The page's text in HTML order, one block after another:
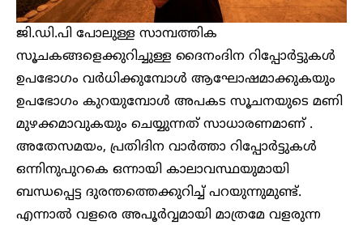
ജി.ഡി.പി പോലുള്ള സാമ്പത്തിക
സൂചകങ്ങളെക്കുറിച്ചുള്ള ദൈനംദിന റിപ്പോർട്ടുകൾ
ഉപഭോഗം വർധിക്കുമ്പോൾ ആഘോഷമാക്കുകയും
ഉപഭോഗം കുറയുമ്പോൾ അപകട സൂചനയുടെ മണി
മുഴക്കമാവുകയും ചെയ്യുന്നത് സാധാരണമാണ് .
അതേസമയം, പ്രതിദിന വാർത്താ റിപ്പോർട്ടുകൾ
ഒന്നിനുപുറകെ ഒന്നായി കാലാവസ്ഥയുമായി
ബന്ധപ്പെട്ട ദുരന്തത്തെക്കുറിച്ച് പറയുന്നുമുണ്ട്.
എന്നാൽ വളരെ അപൂർവ്വമായി മാത്രമേ വളരുന്ന